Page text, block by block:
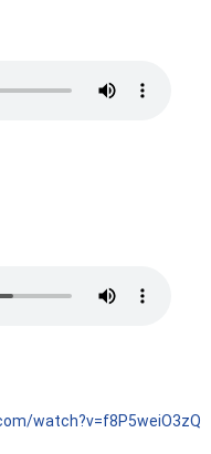
watch?v=f8P5weiO3zQ